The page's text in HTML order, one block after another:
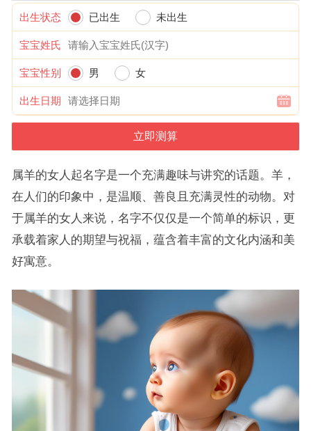
出生状态 已出生 未出生
宝宝姓氏
宝宝性别 男 女
出生日期
属羊的女人起名字是一个充满趣味与讲究的话题。羊，
在人们的印象中，是温顺、善良且充满灵性的动物。对
于属羊的女人来说，名字不仅仅是一个简单的标识，更
承载着家人的期望与祝福，蕴含着丰富的文化内涵和美
好寓意。